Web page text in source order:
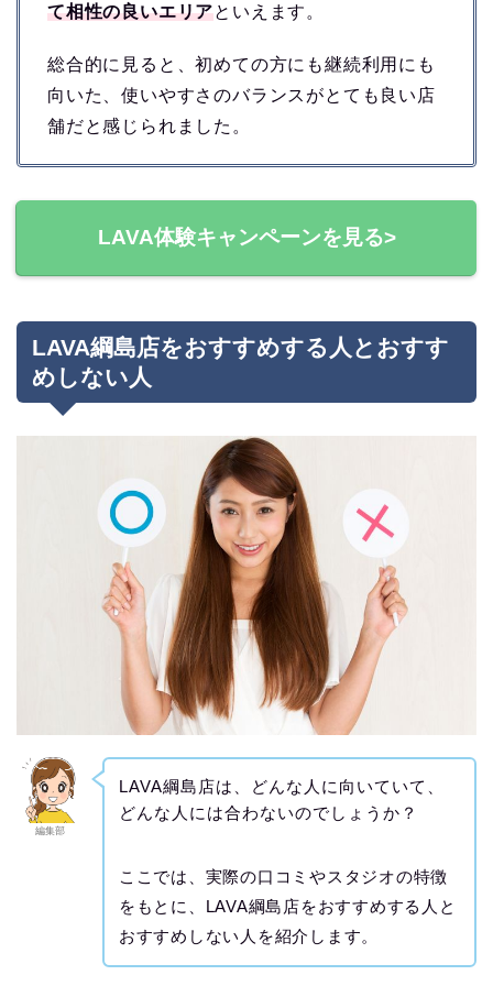
て相性の良いエリアといえます。
総合的に見ると、初めての方にも継続利用にも
向いた、使いやすさのバランスがとても良い店
舗だと感じられました。
LAVA体験キャンペーンを見る>
LAVA綱島店をおすすめする人とおすす
めしない人
編集部
LAVA綱島店は、どんな人に向いていて、
どんな人には合わないのでしょうか？
ここでは、実際の口コミやスタジオの特徴
をもとに、LAVA綱島店をおすすめする人と
おすすめしない人を紹介します。